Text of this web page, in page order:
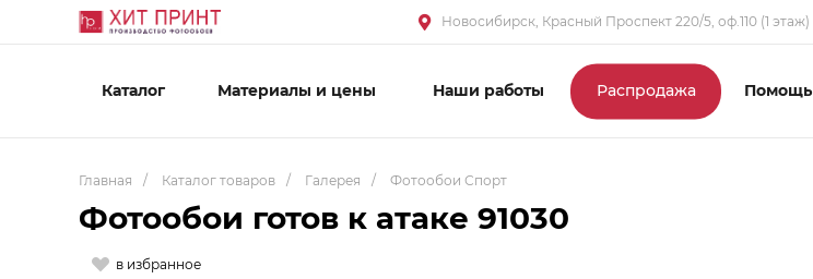
Новосибирск, Красный Проспект 220/5, оф.110 (1 этаж)
Каталог Материалы и цены Наши работы Распродажа Помощь
Главная / Каталог товаров / Галерея / Фотообои Спорт
Фотообои готов к атаке 91030
в избранное